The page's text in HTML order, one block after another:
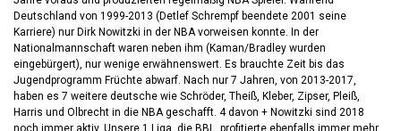
Deutschland von 1999-2013 (Detlef Schrempf beendete 2001 seine
Karriere) nur Dirk Nowitzki in der NBA vorweisen konnte. In der
Nationalmannschaft waren neben ihm (Kaman/Bradley wurden
eingebürgert), nur wenige erwähnenswert. Es brauchte Zeit bis das
Jugendprogramm Früchte abwarf. Nach nur 7 Jahren, von 2013-2017,
haben es 7 weitere deutsche wie Schröder, Theiß, Kleber, Zipser, Pleiß,
Harris und Olbrecht in die NBA geschafft. 4 davon + Nowitzki sind 2018